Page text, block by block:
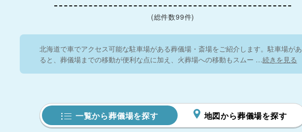
(総件数99件)
北海道で車でアクセス可能な駐車場がある葬儀場・斎場をご紹介します。駐車場があ
ると、葬儀場までの移動が便利な点に加え、火葬場への移動もスムー …続きを見る
一覧から葬儀場を探す 地図から葬儀場を探す